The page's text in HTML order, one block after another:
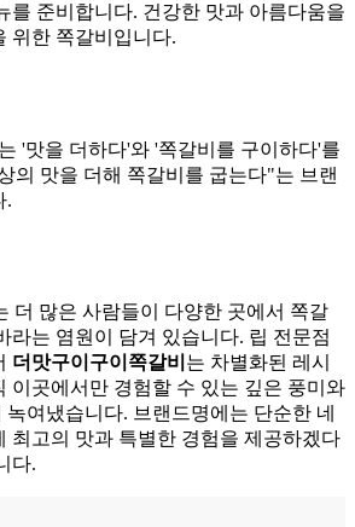
를 준비합니다. 건강한 맛과 아름다움을
위한 쪽갈비입니다.
는 '맛을 더하다'와 '쪽갈비를 구이하다'를
의 맛을 더해 쪽갈비를 굽는다"는 브랜
.
더 많은 사람들이 다양한 곳에서 쪽갈
라는 염원이 담겨 있습니다. 립 전문점
더맛구이구이쪽갈비 는 차별화된 레시
이곳에서만 경험할 수 있는 깊은 풍미와
여냈습니다. 브랜드명에는 단순한 네
최고의 맛과 특별한 경험을 제공하겠다
다.